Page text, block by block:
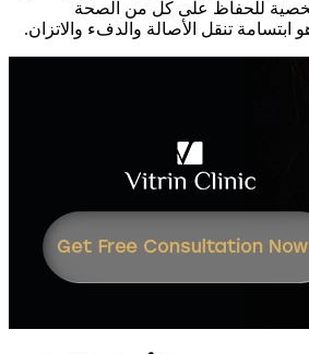
للحفاظ على كل من الصحة
ابتسامة تنقل الأصالة والدفء والاتزان.